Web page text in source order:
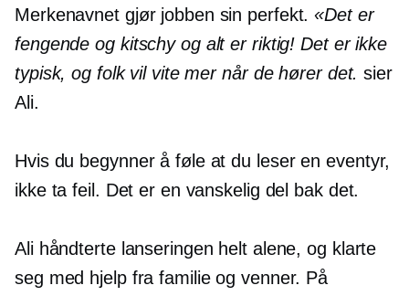
Merkenavnet gjør jobben sin perfekt.«Det er
fengende og kitschy og alt er riktig! Det er ikke
typisk, og folk vil vite mer når de hører det. sier
Ali.
Hvis du begynner å føle at du leser eneventyr,
ikke ta feil. Det er en vanskelig del bak det.
Ali håndterte lanseringen helt alene, og klarte
seg med hjelp fra familie og venner. På